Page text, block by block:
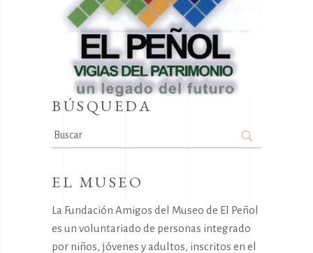
BÚSQUEDA
Search
for:
EL MUSEO
La Fundación Amigos del Museo de El Peñol
es un voluntariado de personas integrado
por niños, jóvenes y adultos, inscritos en el